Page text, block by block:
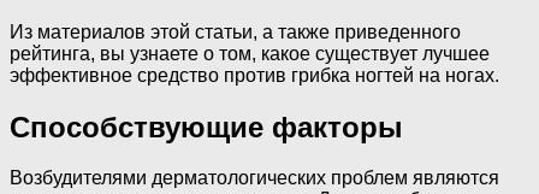
Из материалов этой статьи, а также приведенного
рейтинга, вы узнаете о том, какое существует лучшее
эффективное средство против грибка ногтей на ногах.
Способствующие факторы
Возбудителями дерматологических проблем являются